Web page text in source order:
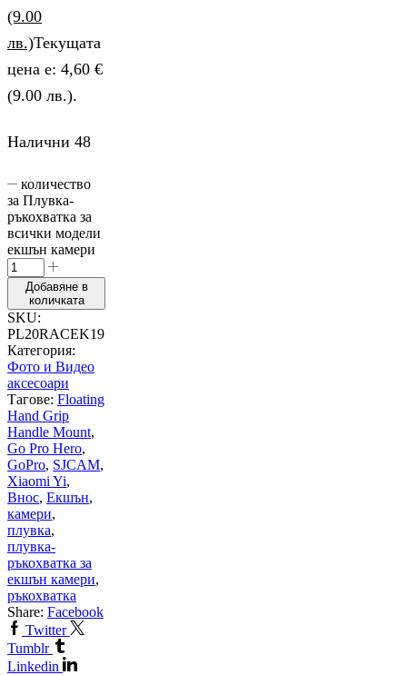
(9.00
лв.)Текущата
цена е: 4,60 €
(9.00 лв.).
Налични 48
количество
за Плувка-
ръкохватка за
всички модели
екшън камери
Добавяне в
количката
SKU:
PL20RACEK19
Категория:
Фото и Видео
аксесоари
Тагове: Floating
Hand Grip
Handle Mount,
Go Pro Hero,
GoPro, SJCAM,
Xiaomi Yi,
Внос, Екшън,
камери,
плувка,
плувка-
ръкохватка за
екшън камери,
ръкохватка
Share: Facebook
Twitter
Tumblr
Linkedin